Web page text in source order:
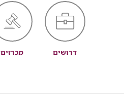
דרושים מכרזים